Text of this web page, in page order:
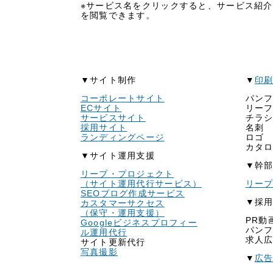
※サービス名をクリックすると、サービス紹
を閲覧できます。
▼サイト制作
コーポレートサイト
ECサイト
サービスサイト
採用サイト
ランディングページ
▼サイト運用支援
リープ・プロジェクト
（サイト運用代行サービス）
SEOブログ作成サービス
カスタマーサクセス
（保守・運用支援）
Googleビジネスプロフィー
ル運用代行
サイト更新代行
写真撮影
▼ 印
パン
リー
チラシ
名刺
ロゴ
カタ
▼幹
リー
▼採
PR動
パン
求人
▼ 広